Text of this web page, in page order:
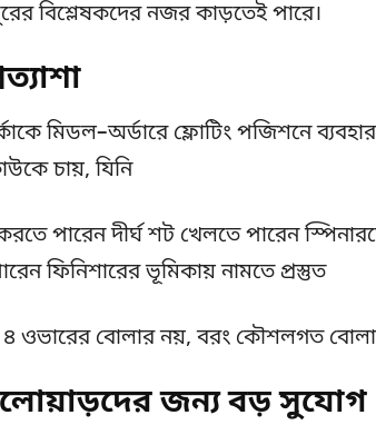
বিশ্লেষকদের নজর কাড়তেই পারে।
মিডল–অর্ডারে ফ্লোটিং পজিশনে
চায়, যিনি
পারেন দীর্ঘ শট খেলতে পারেন
ফিনিশারের ভূমিকায় নামতে প্রস্তুত
ওভারের বোলার নয়, বরং কৌশলগত বোলার
জন্য বড় সুযোগ